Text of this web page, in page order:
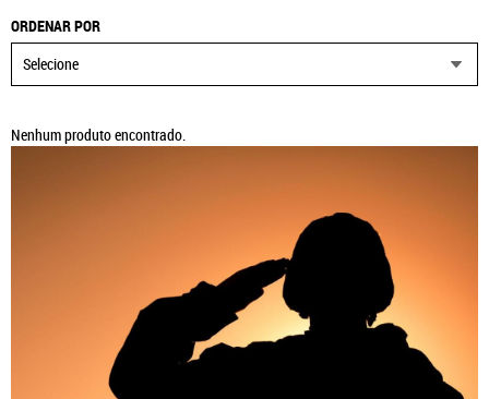
ORDENAR POR
Selecione
Nenhum produto encontrado.